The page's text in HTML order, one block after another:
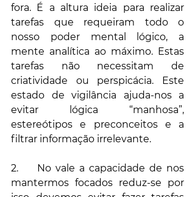
fora. É a altura ideia para realizar
tarefas que requeiram todo o
nosso poder mental lógico, a
mente analítica ao máximo. Estas
tarefas não necessitam de
criatividade ou perspicácia. Este
estado de vigilância ajuda-nos a
evitar lógica “manhosa”,
estereótipos e preconceitos e a
filtrar informação irrelevante.
2.	No vale a capacidade de nos
mantermos focados reduz-se por